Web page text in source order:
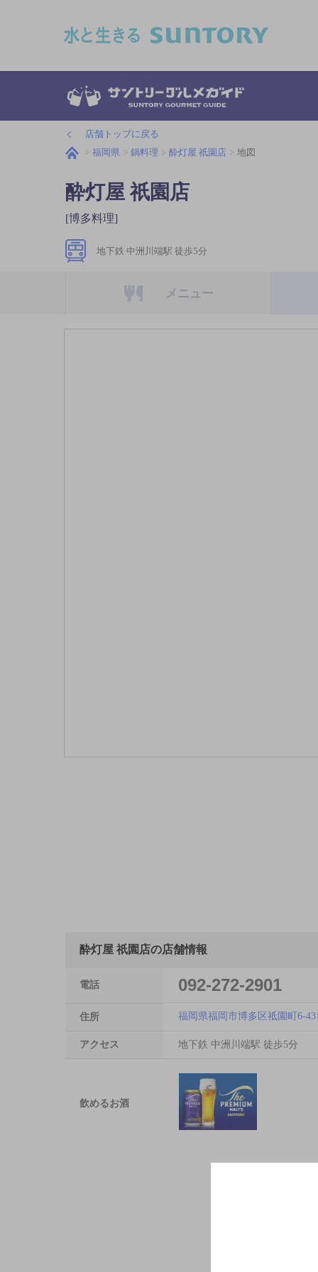
店舗トップに戻る
福岡県
鍋料理 酔灯屋 祇園店 地図
酔灯屋 祇園店
[博多料理]
地下鉄 中洲川端駅 徒歩5分
メニュー
酔灯屋 祇園店の店舗情報
電話 092-272-2901
住所 福岡県福岡市博多区祗園町6-
アクセス 地下鉄 中洲川端駅 徒歩5分
飲めるお酒